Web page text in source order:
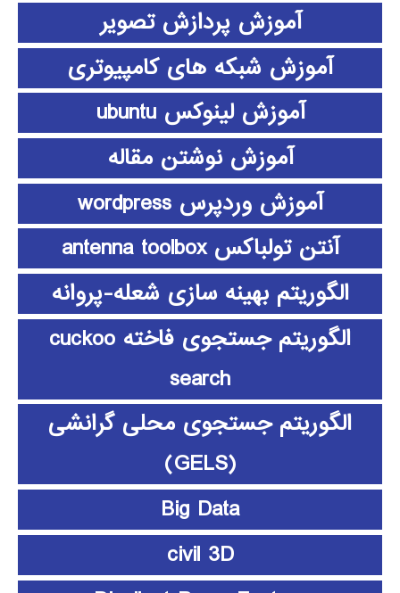
آموزش پردازش تصویر
آموزش شبکه های کامپیوتری
آموزش لینوکس ubuntu
آموزش نوشتن مقاله
آموزش وردپرس wordpress
آنتن تولباکس antenna toolbox
الگوریتم بهینه سازی شعله-پروانه
الگوریتم جستجوی فاخته cuckoo
search
الگوریتم جستجوی محلی گرانشی
(GELS)
Big Data
civil 3D